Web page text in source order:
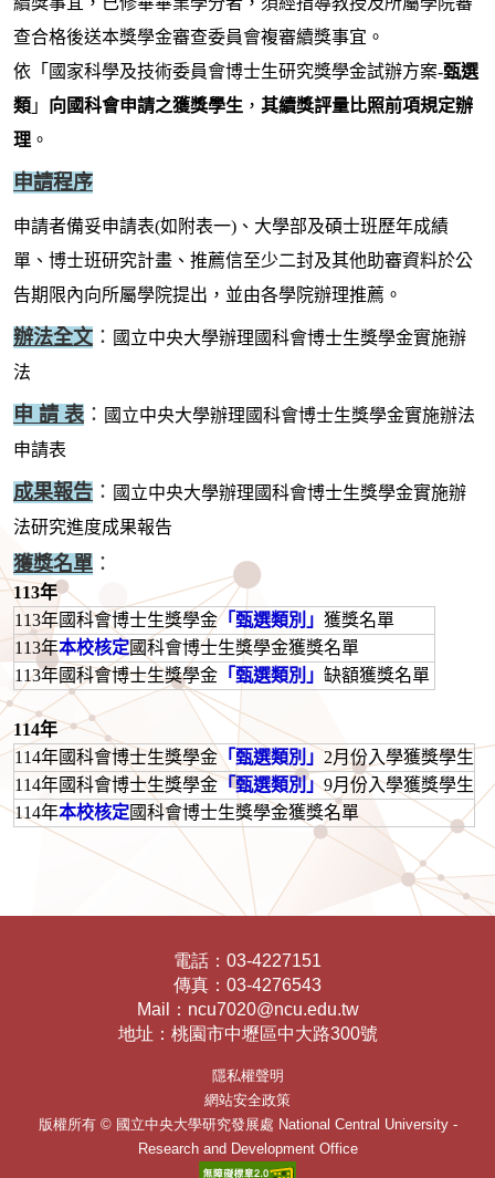
查合格後送本獎學金審查委員會複審續獎事宜。
依「國家科學及技術委員會博士生研究獎學金試辦方案-甄選
類 」 向國科會申請之獲獎學生 ， 其續獎評量比照前項規定辦
理 。
申請程序
申請者備妥申請表(如附表一)、大學部及碩士班歷年成績
單、博士班研究計畫、推薦信至少二封及其他助審資料於公
告期限內向所屬學院提出，並由各學院辦理推薦。
辦法全文： 國立中央大學辦理國科會博士生獎學金實施辦
法
申 請 表： 國立中央大學辦理國科會博士生獎學金實施辦法
申請表
成果報告 ： 國立中央大學辦理國科會博士生獎學金實施辦
法研究進度成果報告
獲獎名單 ：
113年
113年國科會博士生獎學金「甄選類別」 獲獎名單
113年本校核定國科會博士生獎學金獲獎名單
113年國科會博士生獎學金 「甄選類別」 缺額獲獎名單
114年
114年國科會博士生獎學金「甄選類別」2月份入學獲獎學生
114年國科會博士生獎學金 「甄選類別」9月份入學獲獎學生
114年本校核定國科會博士生獎學金獲獎名單
電話： 03-4227151
傳真： 03-4276543
Mail： ncu7020@ncu.edu.tw
地址： 桃園市中壢區中大路300號
隱私權聲明
網站安全政策
版權所有 © 國立中央大學研究發展處 National Central University -
Research and Development Office